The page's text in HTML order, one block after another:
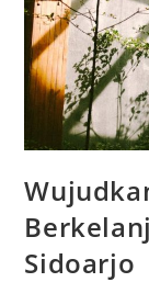
Sidoarjo